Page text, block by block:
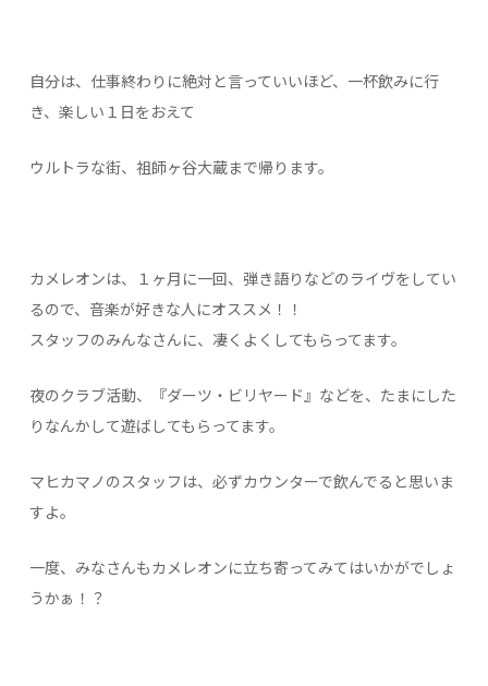
自分は、仕事終わりに絶対と言っていいほど、一杯飲みに行
き、楽しい１日をおえて
ウルトラな街、祖師ヶ谷大蔵まで帰ります。
カメレオンは、１ヶ月に一回、弾き語りなどのライヴをしてい
るので、音楽が好きな人にオススメ！！
スタッフのみんなさんに、凄くよくしてもらってます。
夜のクラブ活動、『ダーツ・ビリヤード』などを、たまにした
りなんかして遊ばしてもらってます。
マヒカマノのスタッフは、必ずカウンターで飲んでると思いま
すよ。
一度、みなさんもカメレオンに立ち寄ってみてはいかがでしょ
うかぁ！？